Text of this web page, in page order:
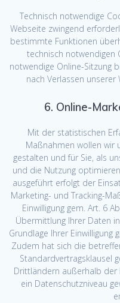
Technisch notwendige
Webseite zwingend
bestimmte Funktionen
technisch notwendigen
notwendige Online-Sitzung
nach Verlassen
6. Online-
Mit der statistischen
Maßnahmen wollen wir
gestalten und für Sie, als
und die Nutzung
ausgeführt erfolgt der
Marketing- und Tracking-
Einwilligung gem. Art. 6
Übermittlung Ihrer Daten
Grundlage Ihrer Einwilligung
Zudem hat sich die
Standardvertragsklausel
Drittländern außerhalb der
ein Datenschutzniveau